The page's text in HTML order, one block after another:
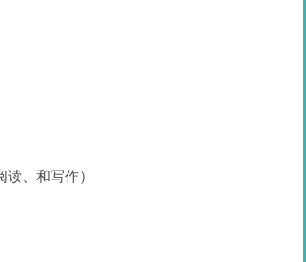
、和写作）